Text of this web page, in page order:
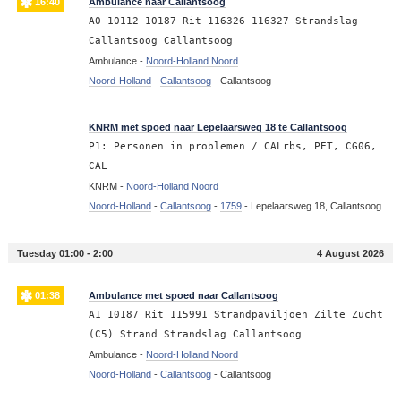
A0 10112 10187 Rit 116326 116327 Strandslag
Callantsoog Callantsoog
Ambulance - Noord-Holland Noord
Noord-Holland- Callantsoog- Callantsoog
KNRM met spoed naar Lepelaarsweg 18 te Callantsoog
P1: Personen in problemen / CALrbs, PET, CG06,
CAL
KNRM - Noord-Holland Noord
Noord-Holland- Callantsoog- 1759- Lepelaarsweg 18, Callantsoog
Tuesday 01:00 - 2:00 4 August 2026
01:38 Ambulance met spoed naar Callantsoog
A1 10187 Rit 115991 Strandpaviljoen Zilte Zucht
(C5) Strand Strandslag Callantsoog
Ambulance - Noord-Holland Noord
Noord-Holland- Callantsoog- Callantsoog